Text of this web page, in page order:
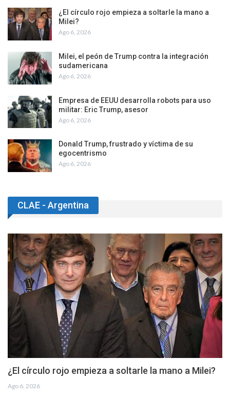
¿El círculo rojo empieza a soltarle la mano a
Milei?
Ago 6, 2026
Milei, el peón de Trump contra la integración
sudamericana
Ago 6, 2026
Empresa de EEUU desarrolla robots para uso
militar: Eric Trump, asesor
Ago 6, 2026
Donald Trump, frustrado y víctima de su
egocentrismo
Ago 6, 2026
CLAE - Argentina
¿El círculo rojo empieza a soltarle la mano a Milei?
Ago 6, 2026